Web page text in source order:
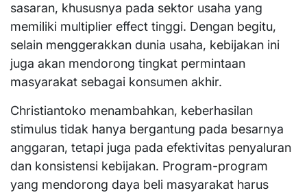
sasaran, khususnya pada sektor usaha yang
memiliki multiplier effect tinggi. Dengan begitu,
selain menggerakkan dunia usaha, kebijakan ini
juga akan mendorong tingkat permintaan
masyarakat sebagai konsumen akhir.
Christiantoko menambahkan, keberhasilan
stimulus tidak hanya bergantung pada besarnya
anggaran, tetapi juga pada efektivitas penyaluran
dan konsistensi kebijakan. Program-program
yang mendorong daya beli masyarakat harus